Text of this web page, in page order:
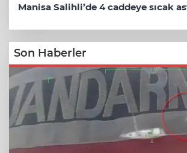
Manisa Salihli’de 4 caddeye sıcak
Son Haberler